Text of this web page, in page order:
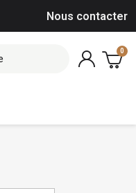
Nous contacter